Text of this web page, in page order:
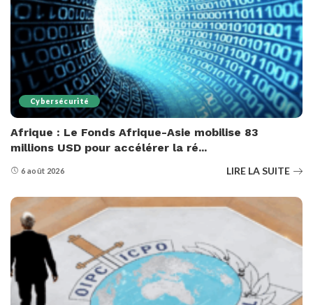
Cybersécurité
Afrique : Le Fonds Afrique-Asie mobilise 83
millions USD pour accélérer la ré...
6 août 2026 LIRE LA SUITE